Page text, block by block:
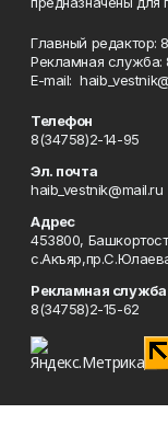
Главный редактор:
Рекламная служба:
Е-mаil:
Телефон
8(34758)2-14-95
Эл. почта
haib_vestnik@mail.ru
Адрес
453800,
Рекламная служба
8(34758)2-15-62